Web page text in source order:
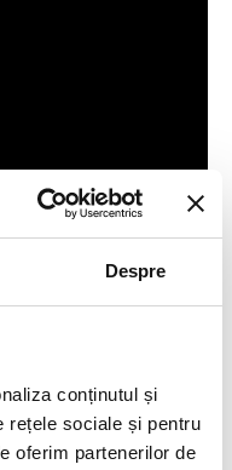
Despre
conținutul și
rețele sociale și pentru
oferim partenerilor de
vrut să aflăm chiar de la
ales cât de important
cu ei în cantonament
și i-am întrebat cum îi